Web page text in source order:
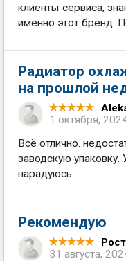
клиенты сервиса,
именно этот бренд.
Радиатор
на прошлой
1 октября,
Всё отлично.
заводскую упаковку.
нарадуюсь.
Рекомендую
31 августа,